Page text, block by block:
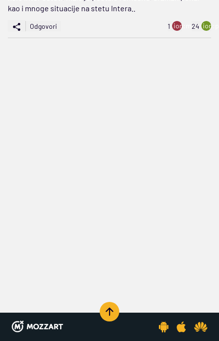
kao i mnoge situacije na stetu Intera..
Odgovori 1 ion:minus
24